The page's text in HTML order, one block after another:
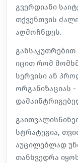
გვერდიანი
თქვენთვის
აღმოჩნდეს.
განსაკუთრებით
იცით რომ
სერვისი ან
ორგანიზაციას
სტრატეგია,
აუცილებლად
თანხვედრა